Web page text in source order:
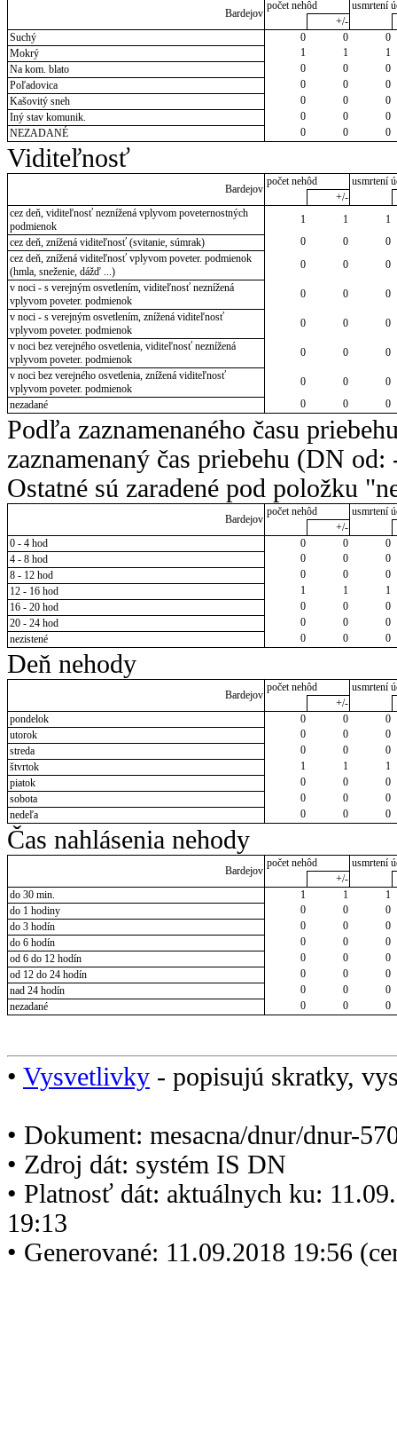
Bardejov
počet nehôd
usmrtení
+/-
Suchý
0 0
0
Mokrý
1 1
1
Na kom. blato
0 0
0
Poľadovica
0 0
0
Kašovitý sneh
0 0
0
Iný stav komunik.
0 0
0
NEZADANÉ
0 0 0
Viditeľnosť
Bardejov
počet nehôd
usmrtení
+/-
cez deň, viditeľnosť neznížená vplyvom poveternostných
podmienok
1 1
1
cez deň, znížená viditeľnosť (svitanie, súmrak)
0 0
0
cez deň, znížená viditeľnosť vplyvom poveter. podmienok
(hmla, sneženie, dážď ...)
0 0
0
v noci - s verejným osvetlením, viditeľnosť neznížená
vplyvom poveter. podmienok
0 0
0
v noci - s verejným osvetlením, znížená viditeľnosť
vplyvom poveter. podmienok
0 0
0
v noci bez verejného osvetlenia, viditeľnosť neznížená
vplyvom poveter. podmienok
0 0
0
v noci bez verejného osvetlenia, znížená viditeľnosť
vplyvom poveter. podmienok
0 0
0
nezadané
0 0 0
Podľa zaznamenaného času
zaznamenaný čas priebehu (DN
Ostatné sú zaradené pod položku
Bardejov
počet nehôd
usmrtení
+/-
0 - 4 hod
0 0
0
4 - 8 hod
0 0
0
8 - 12 hod
0 0
0
12 - 16 hod
1 1
1
16 - 20 hod
0 0
0
20 - 24 hod
0 0
0
nezistené
0 0 0
Deň nehody
Bardejov
počet nehôd
usmrtení
+/-
pondelok
0 0
0
utorok
0 0
0
streda
0 0
0
štvrtok
1 1
1
piatok
0 0
0
sobota
0 0
0
nedeľa
0 0 0
Čas nahlásenia nehody
Bardejov
počet nehôd
usmrtení
+/-
do 30 min.
1 1
1
do 1 hodiny
0 0
0
do 3 hodín
0 0
0
do 6 hodín
0 0
0
od 6 do 12 hodín
0 0
0
od 12 do 24 hodín
0 0
0
nad 24 hodín
0 0
0
nezadané
0 0 0
• Vysvetlivky - popisujú skratky,
• Dokument: mesacna/dnur/dnur-
• Zdroj dát: systém IS DN
• Platnosť dát: aktuálnych ku:
19:13
• Generované: 11.09.2018 19:56